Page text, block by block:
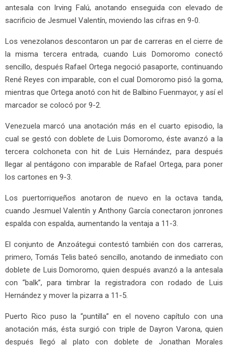
antesala con Irving Falú, anotando enseguida con elevado de
sacrificio de Jesmuel Valentín, moviendo las cifras en 9-0.
Los venezolanos descontaron un par de carreras en el cierre de
la misma tercera entrada, cuando Luis Domoromo conectó
sencillo, después Rafael Ortega negoció pasaporte, continuando
René Reyes con imparable, con el cual Domoromo pisó la goma,
mientras que Ortega anotó con hit de Balbino Fuenmayor, y así el
marcador se colocó por 9-2.
Venezuela marcó una anotación más en el cuarto episodio, la
cual se gestó con doblete de Luis Domoromo, éste avanzó a la
tercera colchoneta con hit de Luis Hernández, para después
llegar al pentágono con imparable de Rafael Ortega, para poner
los cartones en 9-3.
Los puertorriqueños anotaron de nuevo en la octava tanda,
cuando Jesmuel Valentín y Anthony García conectaron jonrones
espalda con espalda, aumentando la ventaja a 11-3.
El conjunto de Anzoátegui contestó también con dos carreras,
primero, Tomás Telis bateó sencillo, anotando de inmediato con
doblete de Luis Domoromo, quien después avanzó a la antesala
con “balk”, para timbrar la registradora con rodado de Luis
Hernández y mover la pizarra a 11-5.
Puerto Rico puso la “puntilla” en el noveno capítulo con una
anotación más, ésta surgió con triple de Dayron Varona, quien
después llegó al plato con doblete de Jonathan Morales